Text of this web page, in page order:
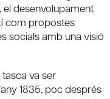
el desenvolupament
com propostes
socials amb una visió
tasca va ser
1835, poc després